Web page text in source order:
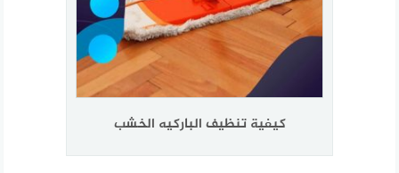
كيفية تنظيف الباركيه الخشب